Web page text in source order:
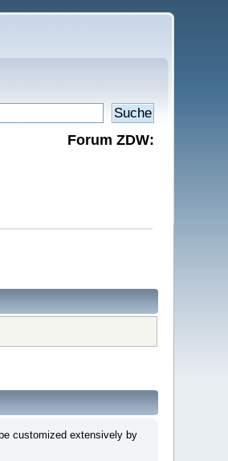
Forum ZDW:
customized extensively by